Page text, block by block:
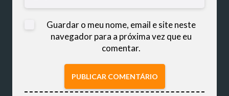
Guardar o meu nome, email e site neste
navegador para a próxima vez que eu
comentar.
PUBLICAR COMENTÁRIO